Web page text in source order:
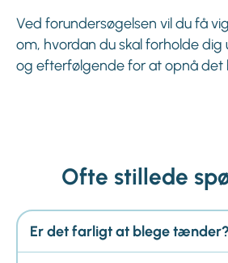
Ved forundersøgelsen vil du få
om, hvordan du skal forholde
og efterfølgende for at opnå det
Ofte stillede
Er det farligt at blege tænder?